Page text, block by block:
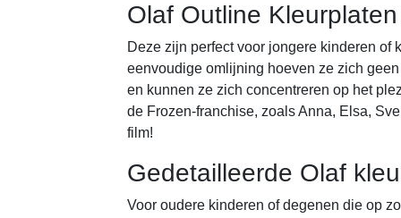
Olaf Outline Kleurplaten
Deze zijn perfect voor jongere kinderen of
eenvoudige omlijning hoeven ze zich
en kunnen ze zich concentreren op het
de Frozen-franchise, zoals Anna, Elsa,
film!
Gedetailleerde Olaf
Voor oudere kinderen of degenen die op